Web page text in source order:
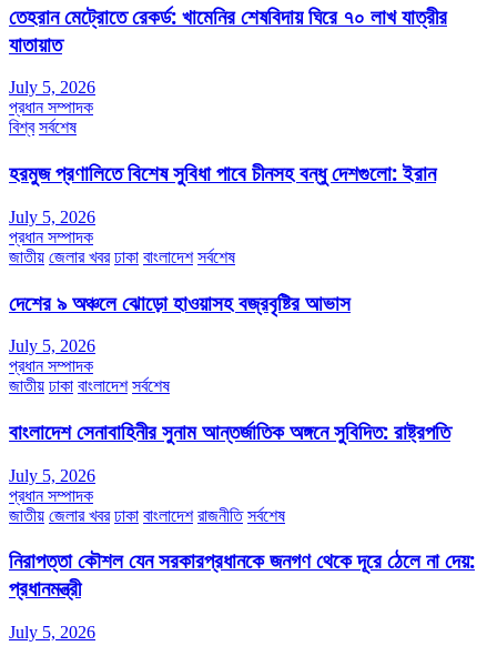
তেহরান মেট্রোতে রেকর্ড: খামেনির শেষবিদায় ঘিরে ৭০ লাখ যাত্রীর
যাতায়াত
July 5, 2026
প্রধান সম্পাদক
বিশ্ব সর্বশেষ
হরমুজ প্রণালিতে বিশেষ সুবিধা পাবে চীনসহ বন্ধু দেশগুলো: ইরান
July 5, 2026
প্রধান সম্পাদক
জাতীয় জেলার খবর ঢাকা বাংলাদেশ সর্বশেষ
দেশের ৯ অঞ্চলে ঝোড়ো হাওয়াসহ বজ্রবৃষ্টির আভাস
July 5, 2026
প্রধান সম্পাদক
জাতীয় ঢাকা বাংলাদেশ সর্বশেষ
বাংলাদেশ সেনাবাহিনীর সুনাম আন্তর্জাতিক অঙ্গনে সুবিদিত: রাষ্ট্রপতি
July 5, 2026
প্রধান সম্পাদক
জাতীয় জেলার খবর ঢাকা বাংলাদেশ রাজনীতি সর্বশেষ
নিরাপত্তা কৌশল যেন সরকারপ্রধানকে জনগণ থেকে দূরে ঠেলে না দেয়:
প্রধানমন্ত্রী
July 5, 2026